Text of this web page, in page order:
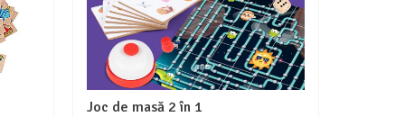
Joc de masă 2 în 1